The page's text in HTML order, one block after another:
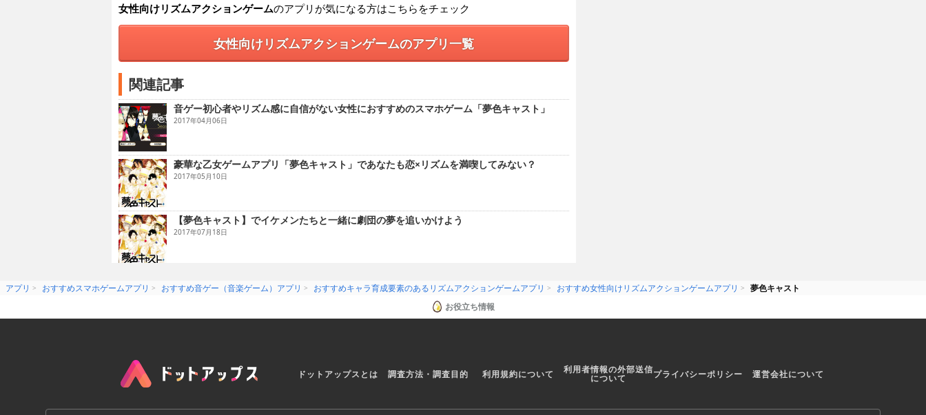
女性向けリズムアクションゲームのアプリが気になる方はこちらをチェック
女性向けリズムアクションゲームのアプリ一覧
関連記事
音ゲー初心者やリズム感に自信がない女性におすすめのスマホゲーム「夢色キャスト」
2017年04月06日
豪華な乙女ゲームアプリ「夢色キャスト」であなたも恋×リズムを満喫してみない？
2017年05月10日
【夢色キャスト】でイケメンたちと一緒に劇団の夢を追いかけよう
2017年07月18日
アプリ おすすめスマホゲームアプリ おすすめ音ゲー（音楽ゲーム）アプリ おすすめキャラ育成要素のあるリズムアクションゲームアプリ おすすめ女性向けリズムアクションゲームアプリ
夢色キャスト
お役立ち情報
ドットアップスとは 調査方法・調査目的 利用規約について 利用者情報の外部送信
について プライバシーポリシー 運営会社について